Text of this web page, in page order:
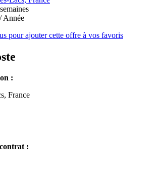
Année
pour ajouter cette offre à vos favoris
:
France
: